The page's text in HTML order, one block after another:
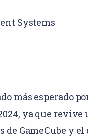
Systems
más esperado
ya que revive
GameCube y el